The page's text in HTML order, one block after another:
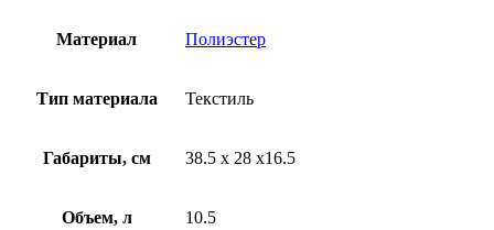
Материал Полиэстер
Тип материала Текстиль
Габариты, см 38.5 x 28 x16.5
Объем, л 10.5